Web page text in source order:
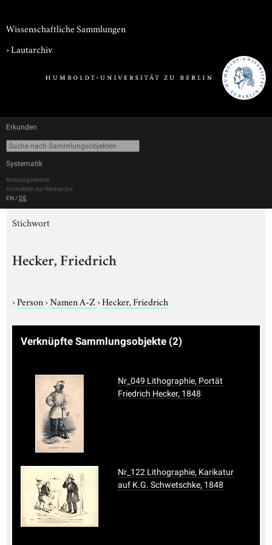
Wissenschaftliche Sammlungen
›Lautarchiv
Erkunden
Systematik
Nutzungsrechte
Anmelden zur Recherche
EN / DE
Stichwort
Hecker, Friedrich
›Person›Namen A-Z›Hecker, Friedrich
Verknüpfte Sammlungsobjekte (2)
Nr_049 Lithographie, Portät
Friedrich Hecker, 1848
Nr_122 Lithographie, Karikatur
auf K.G. Schwetschke, 1848